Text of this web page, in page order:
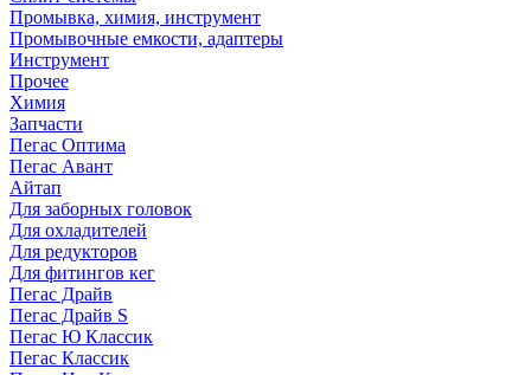
Промывка, химия, инструмент
Промывочные емкости, адаптеры
Инструмент
Прочее
Химия
Запчасти
Пегас Оптима
Пегас Авант
Айтап
Для заборных головок
Для охладителей
Для редукторов
Для фитингов кег
Пегас Драйв
Пегас Драйв S
Пегас Ю Классик
Пегас Классик